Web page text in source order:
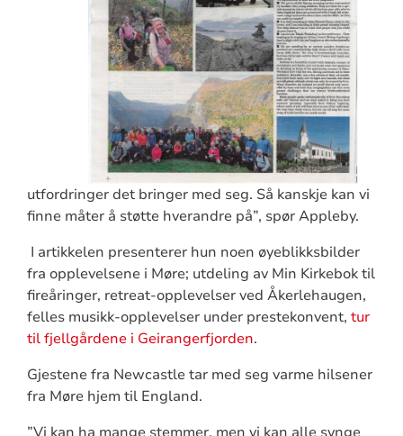
utfordringer det bringer med seg. Så kanskje kan vi
finne måter å støtte hverandre på”, spør Appleby.
I artikkelen presenterer hun noen øyeblikksbilder
fra opplevelsene i Møre; utdeling av Min Kirkebok til
fireåringer, retreat-opplevelser ved Åkerlehaugen,
felles musikk-opplevelser under prestekonvent, tur
til fjellgårdene i Geirangerfjorden.
Gjestene fra Newcastle tar med seg varme hilsener
fra Møre hjem til England.